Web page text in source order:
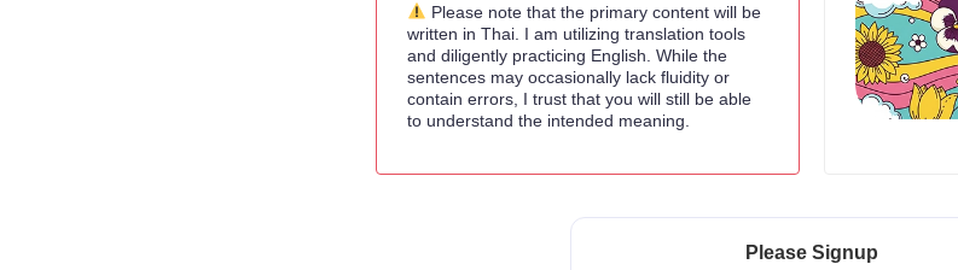
Please note that the primary content will be
written in Thai. I am utilizing translation tools
and diligently practicing English. While the
sentences may occasionally lack fluidity or
contain errors, I trust that you will still be able
to understand the intended meaning.
Please Signup